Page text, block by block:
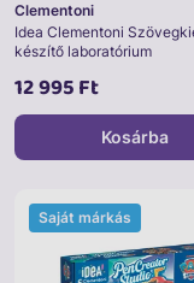
Clementoni
Idea Clementoni
készítő laboratórium
12 995 Ft
Kosárba
Saját márkás